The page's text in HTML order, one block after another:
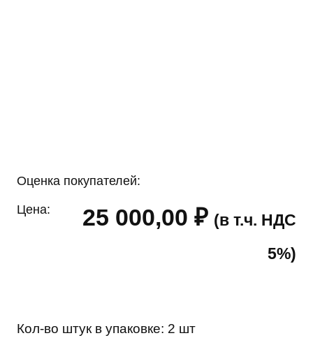
Оценка покупателей:
Цена: 25 000,00 ₽ (в т.ч. НДС
5%)
Кол-во штук в упаковке: 2 шт